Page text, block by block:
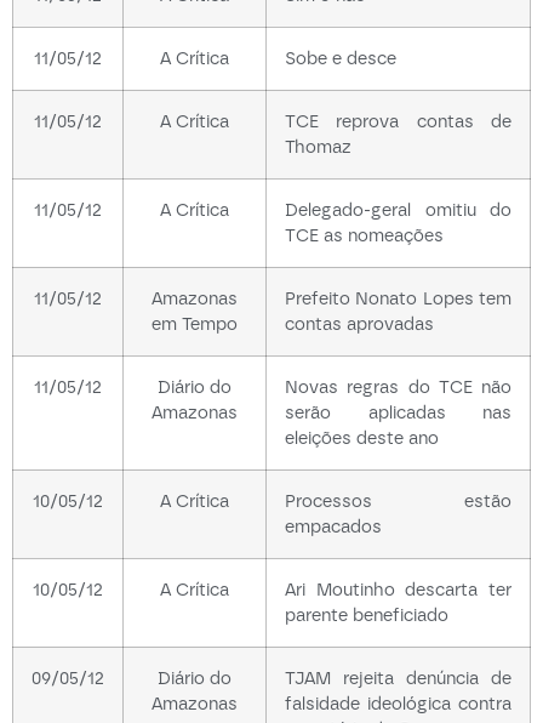
11/05/12 A Crítica Sobe e desce
11/05/12 A Crítica
TCE reprova contas de
Thomaz
11/05/12 A Crítica
Delegado-geral omitiu do
TCE as nomeações
11/05/12
Amazonas
em Tempo
Prefeito Nonato Lopes tem
contas aprovadas
11/05/12
Diário do
Amazonas
Novas regras do TCE não
serão aplicadas nas
eleições deste ano
10/05/12 A Crítica
Processos estão
empacados
10/05/12 A Crítica
Ari Moutinho descarta ter
parente beneficiado
09/05/12
Diário do
Amazonas
TJAM rejeita denúncia de
falsidade ideológica contra